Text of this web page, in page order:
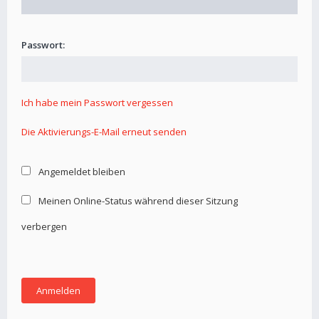
Passwort:
Ich habe mein Passwort vergessen
Die Aktivierungs-E-Mail erneut senden
Angemeldet bleiben
Meinen Online-Status während dieser Sitzung
verbergen